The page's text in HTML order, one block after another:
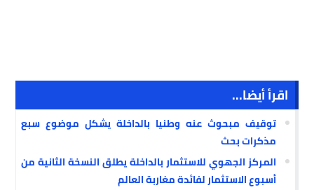
اقرأ أيضا...
توقيف مبحوث عنه وطنيا بالداخلة يشكل موضوع سبع
مذكرات بحث
المركز الجهوي للاستثمار بالداخلة يطلق النسخة الثانية من
أسبوع الاستثمار لفائدة مغاربة العالم